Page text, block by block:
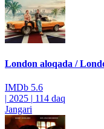
London aloqada /
IMDb 5.6
| 2025 | 114 daq
Jangari